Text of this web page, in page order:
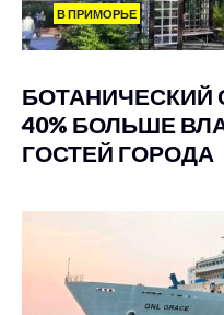
В ПРИМОРЬЕ
БОТАНИЧЕСКИЙ
40% БОЛЬШЕ
ГОСТЕЙ ГОРОДА